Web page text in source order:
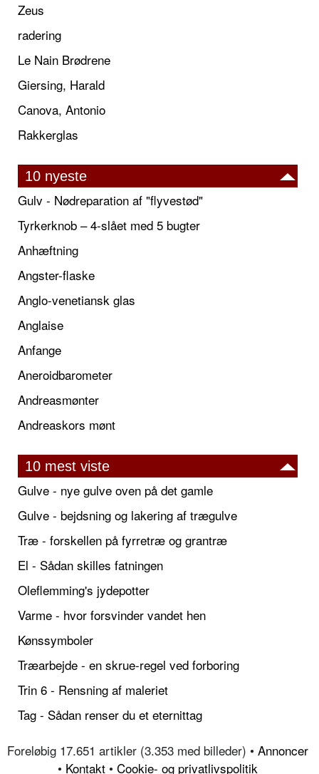
Zeus
radering
Le Nain Brødrene
Giersing, Harald
Canova, Antonio
Rakkerglas
10 nyeste
Gulv - Nødreparation af "flyvestød"
Tyrkerknob – 4-slået med 5 bugter
Anhæftning
Angster-flaske
Anglo-venetiansk glas
Anglaise
Anfange
Aneroidbarometer
Andreasmønter
Andreaskors mønt
10 mest viste
Gulve - nye gulve oven på det gamle
Gulve - bejdsning og lakering af trægulve
Træ - forskellen på fyrretræ og grantræ
El - Sådan skilles fatningen
Oleflemming's jydepotter
Varme - hvor forsvinder vandet hen
Kønssymboler
Træarbejde - en skrue-regel ved forboring
Trin 6 - Rensning af maleriet
Tag - Sådan renser du et eternittag
Foreløbig 17.651 artikler (3.353 med billeder) • Annoncer
• Kontakt • Cookie- og privatlivspolitik